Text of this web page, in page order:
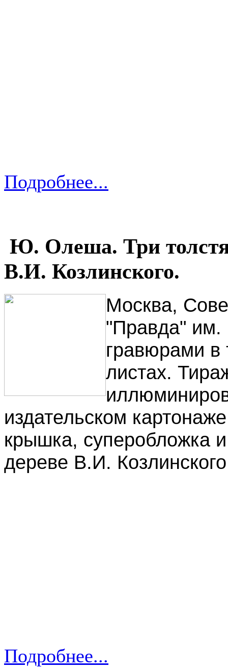
Подробнее...
Ю. Олеша. Три
В.И. Козлинского.
Москва,
"Правда" им.
гравюрами в
листах.
издательском
крышка, суперобложка
дереве В.И.
Подробнее...